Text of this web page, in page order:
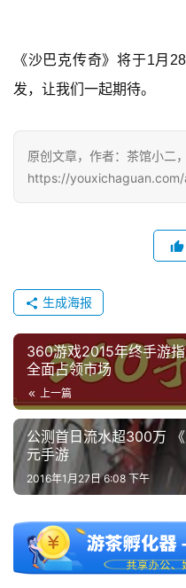
文
(
《沙巴克传奇》将于1月
发，让我们一起期待。
原创文章，作者：茶馆小二
https://
生成海报
360游戏2015年终手游
全面占领市场
上一篇
公测首日流水超300万
元手游
2016年1月27日 6:08 下午